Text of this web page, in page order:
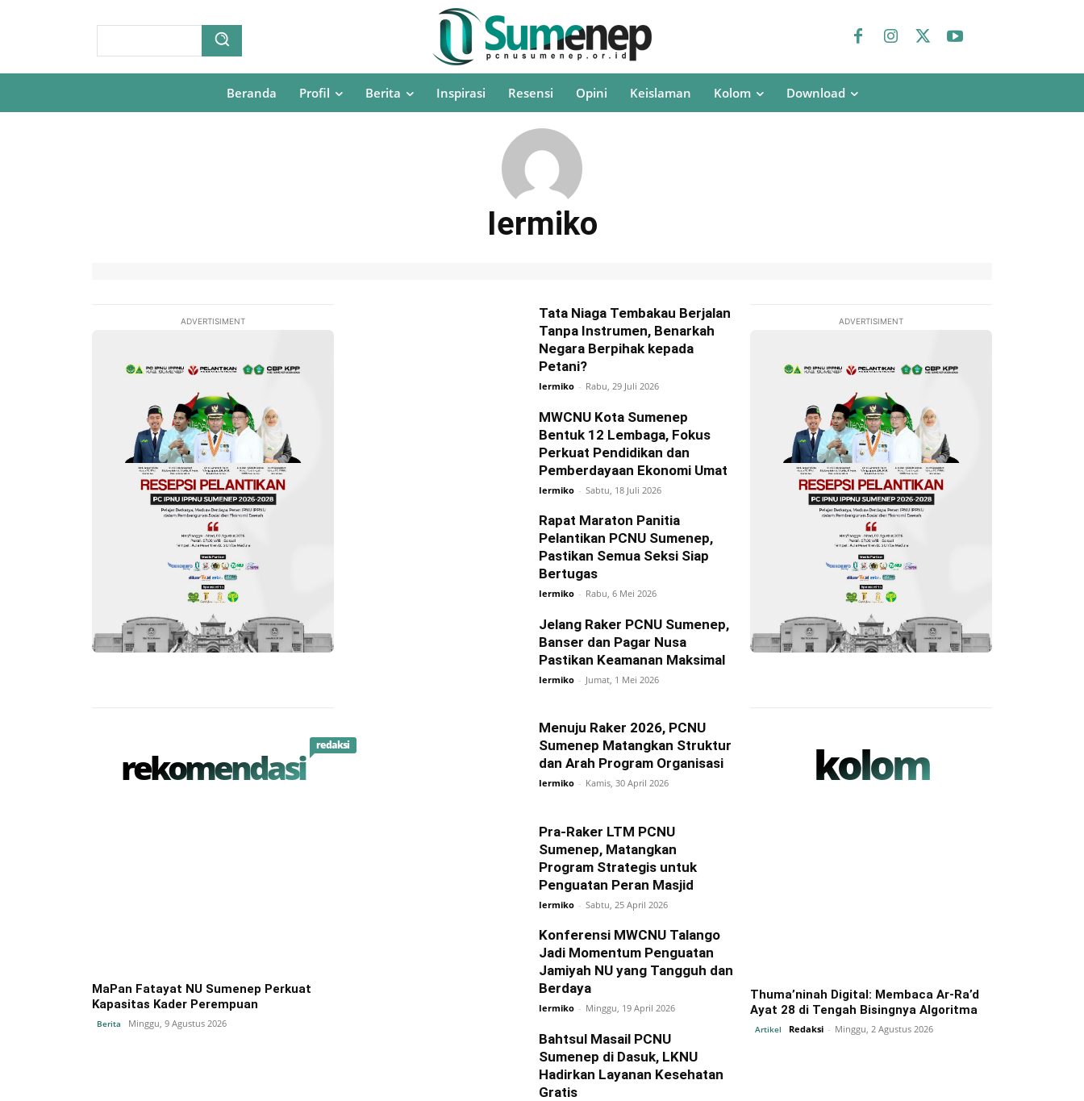
Beranda Profil Berita Inspirasi Resensi Opini Keislaman Kolom Download
Iermiko
ADVERTISIMENT
rekomendasi
redaksi
MaPan Fatayat NU Sumenep Perkuat
Kapasitas Kader Perempuan
Berita Minggu, 9 Agustus 2026
Tata Niaga Tembakau Berjalan
Tanpa Instrumen, Benarkah
Negara Berpihak kepada
Petani?
Iermiko - Rabu, 29 Juli 2026
MWCNU Kota Sumenep
Bentuk 12 Lembaga, Fokus
Perkuat Pendidikan dan
Pemberdayaan Ekonomi Umat
Iermiko - Sabtu, 18 Juli 2026
Rapat Maraton Panitia
Pelantikan PCNU Sumenep,
Pastikan Semua Seksi Siap
Bertugas
Iermiko - Rabu, 6 Mei 2026
Jelang Raker PCNU Sumenep,
Banser dan Pagar Nusa
Pastikan Keamanan Maksimal
Iermiko - Jumat, 1 Mei 2026
Menuju Raker 2026, PCNU
Sumenep Matangkan Struktur
dan Arah Program Organisasi
Iermiko - Kamis, 30 April 2026
Pra-Raker LTM PCNU
Sumenep, Matangkan
Program Strategis untuk
Penguatan Peran Masjid
Iermiko - Sabtu, 25 April 2026
Konferensi MWCNU Talango
Jadi Momentum Penguatan
Jamiyah NU yang Tangguh dan
Berdaya
Iermiko - Minggu, 19 April 2026
Bahtsul Masail PCNU
Sumenep di Dasuk, LKNU
Hadirkan Layanan Kesehatan
Gratis
ADVERTISIMENT
kolom
Thuma’ninah Digital: Membaca Ar-Ra’d
Ayat 28 di Tengah Bisingnya Algoritma
Artikel Redaksi - Minggu, 2 Agustus 2026